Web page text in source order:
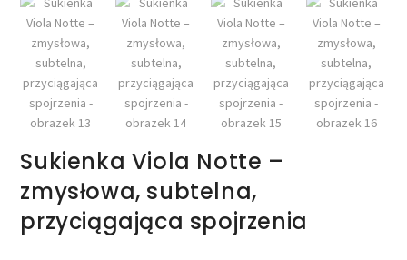
Sukienka Viola Notte –
zmysłowa, subtelna,
przyciągająca spojrzenia